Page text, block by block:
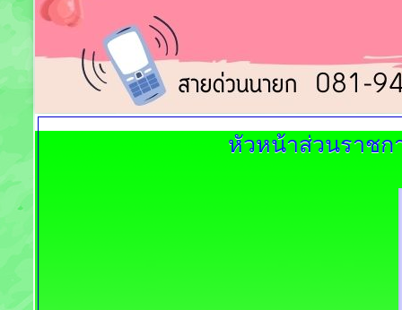
หัวหน้าส่วนราชก